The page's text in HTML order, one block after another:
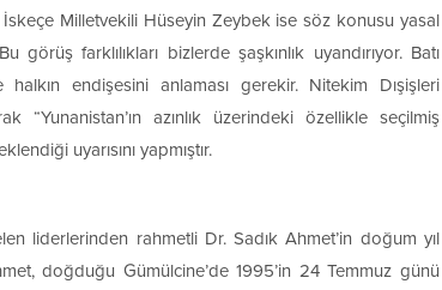
Milletvekili Hüseyin Zeybek ise söz konusu yasal
farklılıkları bizlerde şaşkınlık uyandırıyor. Batı
endişesini anlaması gerekir. Nitekim Dışişleri
“Yunanistan’ın azınlık üzerindeki özellikle seçilmiş
uyarısını yapmıştır.
liderlerinden rahmetli Dr. Sadık Ahmet’in doğum yıl
doğduğu Gümülcine’de 1995’in 24 Temmuz günü